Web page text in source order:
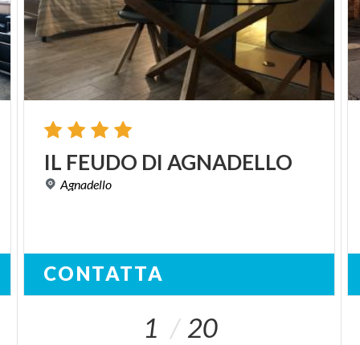
IL FEUDO DI AGNADELLO
Agnadello
CONTATTA
1 20